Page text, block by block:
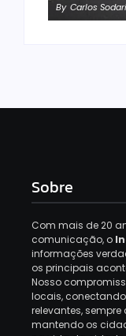
By Carlos
Sobre
Com mais de 20
comunicação, o
informações
os principais
Nosso
locais,
relevantes,
mantendo os